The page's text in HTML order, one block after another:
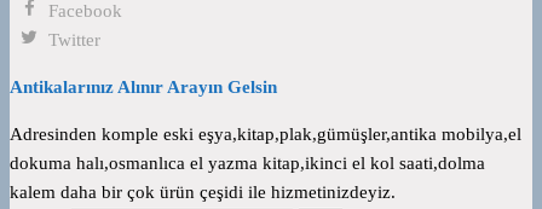
Facebook
Twitter
Antikalarınız Alınır Arayın Gelsin
Adresinden komple eski eşya,kitap,plak,gümüşler,antika mobilya,el
dokuma halı,osmanlıca el yazma kitap,ikinci el kol saati,dolma
kalem daha bir çok ürün çeşidi ile hizmetinizdeyiz.